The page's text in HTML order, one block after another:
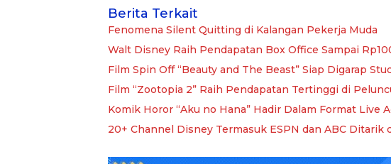
Berita Terkait
Fenomena Silent Quitting di Kalangan Pekerja Muda
Walt Disney Raih Pendapatan Box Office Sampai
Film Spin Off “Beauty and The Beast” Siap Digarap
Film “Zootopia 2” Raih Pendapatan Tertinggi di
Komik Horor “Aku no Hana” Hadir Dalam Format Live
20+ Channel Disney Termasuk ESPN dan ABC Ditarik